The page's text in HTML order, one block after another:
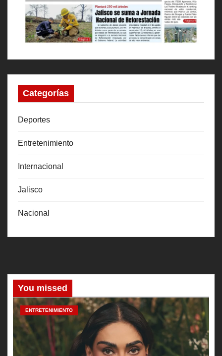
Categorías
Deportes
Entretenimiento
Internacional
Jalisco
Nacional
You missed
ENTRETENIMIENTO